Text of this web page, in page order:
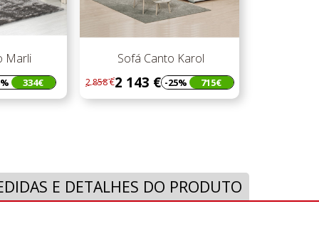
Marli
334€
Sofá Canto Karol
Regular
preço
2 858 €2 143 €
Preço -25% 715€
E DETALHES DO PRODUTO